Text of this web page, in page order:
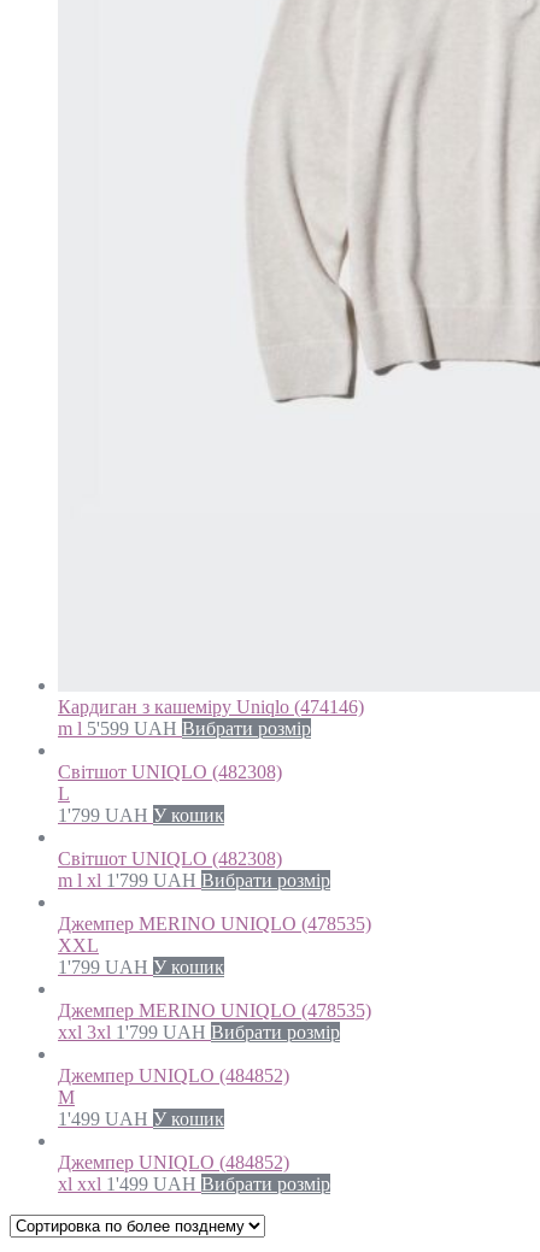
Кардиган з кашеміру Uniqlo (474146)
m l 5'599 UAH Вибрати розмір
Світшот UNIQLO (482308)
L
1'799 UAH У кошик
Світшот UNIQLO (482308)
m l xl 1'799 UAH Вибрати розмір
Джемпер MERINO UNIQLO (478535)
XXL
1'799 UAH У кошик
Джемпер MERINO UNIQLO (478535)
xxl 3xl 1'799 UAH Вибрати розмір
Джемпер UNIQLO (484852)
M
1'499 UAH У кошик
Джемпер UNIQLO (484852)
xl xxl 1'499 UAH Вибрати розмір